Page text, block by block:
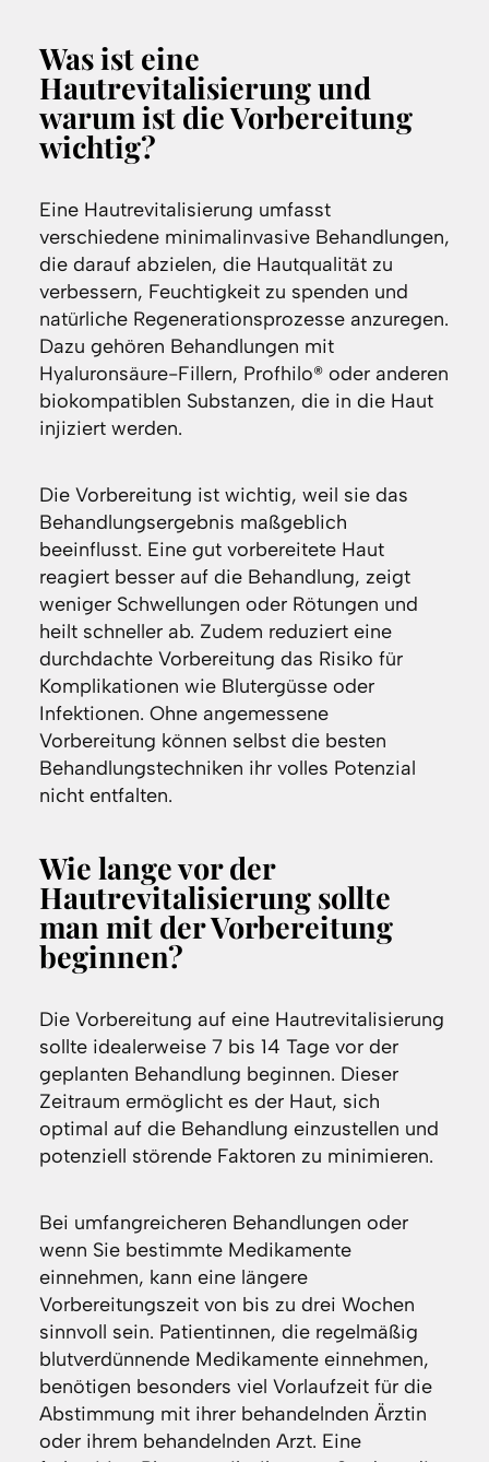
Was ist eine
Hautrevitalisierung und
warum ist die Vorbereitung
wichtig?
Eine Hautrevitalisierung umfasst
verschiedene minimalinvasive Behandlungen,
die darauf abzielen, die Hautqualität zu
verbessern, Feuchtigkeit zu spenden und
natürliche Regenerationsprozesse anzuregen.
Dazu gehören Behandlungen mit
Hyaluronsäure-Fillern, Profhilo® oder anderen
biokompatiblen Substanzen, die in die Haut
injiziert werden.
Die Vorbereitung ist wichtig, weil sie das
Behandlungsergebnis maßgeblich
beeinflusst. Eine gut vorbereitete Haut
reagiert besser auf die Behandlung, zeigt
weniger Schwellungen oder Rötungen und
heilt schneller ab. Zudem reduziert eine
durchdachte Vorbereitung das Risiko für
Komplikationen wie Blutergüsse oder
Infektionen. Ohne angemessene
Vorbereitung können selbst die besten
Behandlungstechniken ihr volles Potenzial
nicht entfalten.
Wie lange vor der
Hautrevitalisierung sollte
man mit der Vorbereitung
beginnen?
Die Vorbereitung auf eine Hautrevitalisierung
sollte idealerweise 7 bis 14 Tage vor der
geplanten Behandlung beginnen. Dieser
Zeitraum ermöglicht es der Haut, sich
optimal auf die Behandlung einzustellen und
potenziell störende Faktoren zu minimieren.
Bei umfangreicheren Behandlungen oder
wenn Sie bestimmte Medikamente
einnehmen, kann eine längere
Vorbereitungszeit von bis zu drei Wochen
sinnvoll sein. Patientinnen, die regelmäßig
blutverdünnende Medikamente einnehmen,
benötigen besonders viel Vorlaufzeit für die
Abstimmung mit ihrer behandelnden Ärztin
oder ihrem behandelnden Arzt. Eine